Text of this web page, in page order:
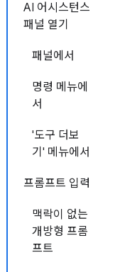
AI 어시스턴스
패널 열기
패널에서
명령 메뉴에
서
'도구 더보
기' 메뉴에서
프롬프트 입력
맥락이 없는
개방형 프롬
프트